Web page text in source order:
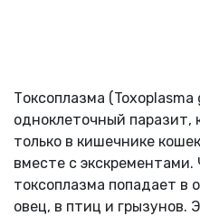
Токсоплазма
одноклеточный паразит,
только в кишечнике
вместе с
токсоплазма попадает в
овец, в птиц и грызунов.